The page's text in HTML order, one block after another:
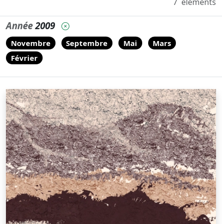
Année2009
Novembre Septembre Mai
Mars
Février